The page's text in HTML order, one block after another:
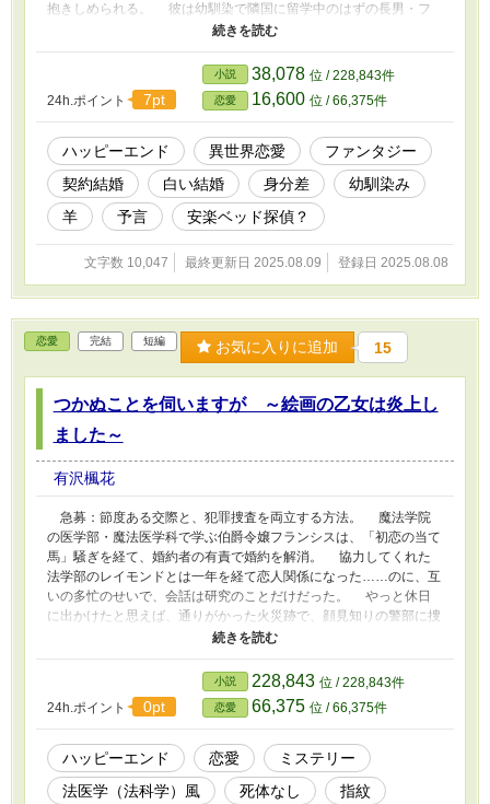
抱きしめられる。 彼は幼馴染で隣国に留学中のはずの長男・フ
ィルだった。 祖母から継いだ予言の力のせいで昔からの不眠が
悪化したこともあり、公爵夫妻によって密かに匿われていたのだ。
寝ぼけた彼の発言もあり「予言は夢で見る」というフィル最大の
秘密を知ってしまったアリシア。 公爵夫人からのお願いで、不
眠症な彼の安眠の実現と、寝言と睡眠状況を記す係――寝室に入れ
る立場の仮の妻として、偽装結婚をすることに。 「室温と湿度よ
し、ホットミルクにふわふわお布団。心おきなくお休みになってく
ださいね」 「昔みたいに僕に羊を数えて欲しいな」 アリシアの
工夫の甲斐あって安眠は実現されるかに思えたが……間もなく、フ
ィルの存在が、予言をあてにする王太子たちにばれることになる。
暗号の書かれた手紙と共に、彼らは脅迫する。 「妃と愛妾、い
ずれに子ができるのか予言せよ。さもなくばアリシア・ドーソンは
無実の罪で裁かれるだろう」 そこでフィルは全てを終わりにす
るために、一計を案じることにし……。 ヒーローはきっちり１
この作品は他サイトにも掲載しています。
24h.ポイント 7pt
小説 38,078 位 / 228,843件
恋愛 16,600 位 / 66,375件
ハッピーエンド 異世界恋愛
ファンタジー
契約結婚
白い結婚 身分差
幼馴染み
羊
予言 安楽ベッド探偵？
文字数 10,047 最終更新日 2025.08.09 登録日 2025.08.08
恋愛 完結 短編 お気に入りに追加 15
つかぬことを伺いますが ～絵画の乙女は炎上し
ました～
有沢楓花
急募：節度ある交際と、犯罪捜査を両立する方法。 魔法学院
の医学部・魔法医学科で学ぶ伯爵令嬢フランシスは、「初恋の当て
馬」騒ぎを経て、婚約者の有責で婚約を解消。 協力してくれた
法学部のレイモンドとは一年を経て恋人関係になった……のに、互
いの多忙のせいで、会話は研究のことだけだった。 やっと休日
に出かけたと思えば、通りがかった火災跡で、顔見知りの警部に捜
査への協力を求められる。 ここが三件めの美術品盗難事件の現
場で、犯人らしき男のほか、多色の炎が目撃されたのだと。そして
火元近くには、有名画家が若い頃に描いた『麗しの乙女』が切り取
られた痕跡が……。 「人為的な火災の可能性がありますね。レイ
モンド様はどう思いますか？」 「僕の好みを聞く時より、生き生
きしてない？」 ――証拠品は、時間とともに失われる。 魔法
法医学者と検事を目指している二人は信念に従って証拠品の採取を
始めたものの、フランシスは自分の中に溜まっていくもやもやに気
付いてしまい……。 ちょっとした謎と、理想と現実に悩みつつ
24h.ポイント 0pt
小説 228,843 位 / 228,843件
恋愛 66,375 位 / 66,375件
ハッピーエンド 恋愛
ミステリー
法医学（法科学）風
死体なし
指紋